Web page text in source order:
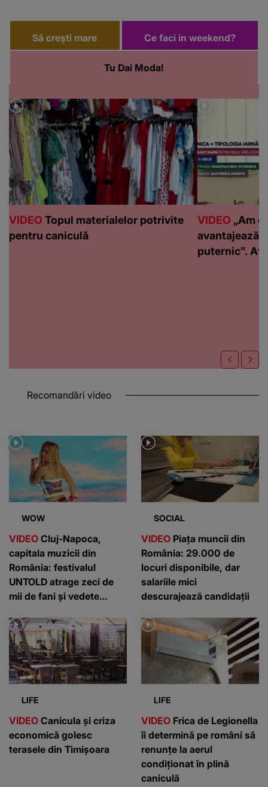
Să crești mare
Tu Dai Moda!
Ce faci in weekend?
VIDEO Topul materialelor potrivite
pentru caniculă
VIDEO „Am
avantajează
puternic”.
Recomandări video
WOW
VIDEO Cluj-Napoca,
capitala muzicii din
România: festivalul
UNTOLD atrage zeci de
mii de fani și vedete
SOCIAL
VIDEO Piața muncii din
România: 29.000 de
locuri disponibile, dar
salariile mici
descurajează candidații
LIFE
VIDEO Canicula și criza
economică golesc
terasele din Timișoara
LIFE
VIDEO Frica de Legionella
îi determină pe români să
renunțe la aerul
condiționat în plină
caniculă